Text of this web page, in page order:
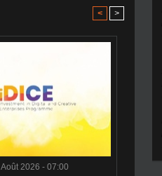
< >
2026 - 07:00